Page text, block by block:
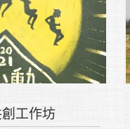
工作坊